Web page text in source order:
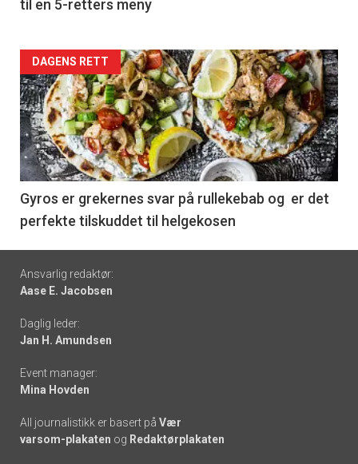
til en 5-retters meny
Forsiden
akkurat
nå
-
6
DAGENS RETT
Gyros er grekernes svar på rullekebab og er det
perfekte tilskuddet til helgekosen
Footer
-
links
Ansvarlig redaktør:
Aase E. Jacobsen
Daglig leder:
Jan H. Amundsen
Event manager:
Mina Hovden
All journalistikk er basert på Vær
varsom-plakaten og Redaktørplakaten